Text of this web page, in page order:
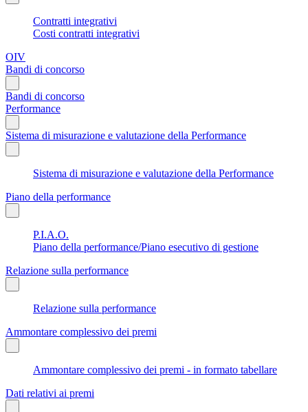
Contratti integrativi
Costi contratti integrativi
OIV
Bandi di concorso
Bandi di concorso
Performance
Sistema di misurazione e valutazione della Performance
Sistema di misurazione e valutazione della Performance
Piano della performance
P.I.A.O.
Piano della performance/Piano esecutivo di gestione
Relazione sulla performance
Relazione sulla performance
Ammontare complessivo dei premi
Ammontare complessivo dei premi - in formato tabellare
Dati relativi ai premi